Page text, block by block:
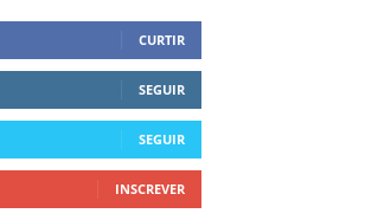
CURTIR
SEGUIR
SEGUIR
INSCREVER